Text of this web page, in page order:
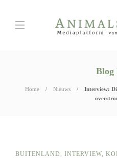
Blog
Home Nieuws
Interview:
BUITENLAND, INTERVIEW,